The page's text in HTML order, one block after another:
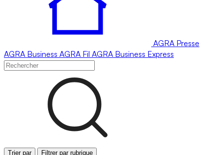
AGRA Presse
AGRA Business AGRA Fil AGRA Business Express
Trier par Filtrer par rubrique